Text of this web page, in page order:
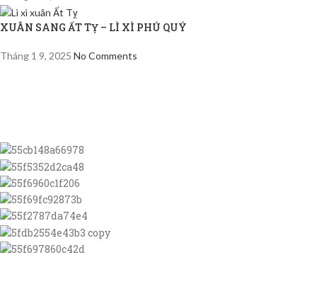
XUÂN SANG ẤT TỴ – LÌ XÌ PHÚ QUÝ
Tháng 1 9, 2025 No Comments